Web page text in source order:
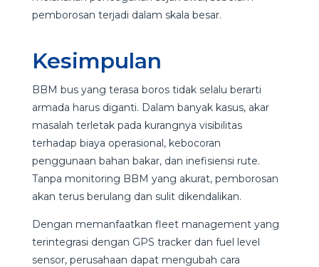
pemborosan terjadi dalam skala besar.
Kesimpulan
BBM bus yang terasa boros tidak selalu berarti
armada harus diganti. Dalam banyak kasus, akar
masalah terletak pada kurangnya visibilitas
terhadap biaya operasional, kebocoran
penggunaan bahan bakar, dan inefisiensi rute.
Tanpa monitoring BBM yang akurat, pemborosan
akan terus berulang dan sulit dikendalikan.
Dengan memanfaatkan fleet management yang
terintegrasi dengan GPS tracker dan fuel level
sensor, perusahaan dapat mengubah cara